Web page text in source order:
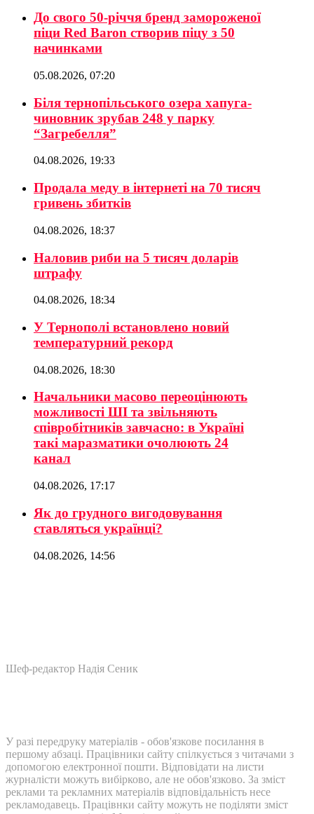
До свого 50-річчя бренд замороженої
піци Red Baron створив піцу з 50
начинками
05.08.2026, 07:20
Біля тернопільського озера хапуга-
чиновник зрубав 248 у парку
“Загребелля”
04.08.2026, 19:33
Продала меду в інтернеті на 70 тисяч
гривень збитків
04.08.2026, 18:37
Наловив риби на 5 тисяч доларів
штрафу
04.08.2026, 18:34
У Тернополі встановлено новий
температурний рекорд
04.08.2026, 18:30
Начальники масово переоцінюють
можливості ШІ та звільняють
співробітників завчасно: в Україні
такі маразматики очолюють 24
канал
04.08.2026, 17:17
Як до грудного вигодовування
ставляться українці?
04.08.2026, 14:56
Шеф-редактор Надія Сеник
У разі передруку матеріалів - обов'язкове посилання в
першому абзаці. Працівники сайту спілкується з читачами з
допомогою електронної пошти. Відповідати на листи
журналісти можуть вибірково, але не обов'язково. За зміст
реклами та рекламних матеріалів відповідальність несе
рекламодавець. Працівнки сайту можуть не поділяти зміст